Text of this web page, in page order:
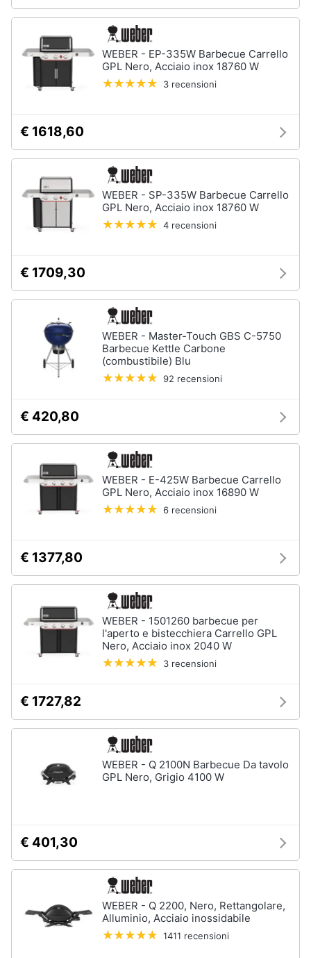
Arredamento
esterno
Piscine
fuori
terra
Casette
Gazebo
Lavanderia
Portabiancheria
Lavatoio
lavanderia
tutti
WEBER - EP-335W Barbecue Carrello
GPL Nero, Acciaio inox 18760 W
3 recensioni
€ 1618,60
WEBER - SP-335W Barbecue Carrello
GPL Nero, Acciaio inox 18760 W
4 recensioni
€ 1709,30
WEBER - Master-Touch GBS C-5750
Barbecue Kettle Carbone
(combustibile) Blu
92 recensioni
€ 420,80
WEBER - E-425W Barbecue Carrello
GPL Nero, Acciaio inox 16890 W
6 recensioni
€ 1377,80
WEBER - 1501260 barbecue per
l'aperto e bistecchiera Carrello GPL
Nero, Acciaio inox 2040 W
3 recensioni
€ 1727,82
WEBER - Q 2100N Barbecue Da tavolo
GPL Nero, Grigio 4100 W
€ 401,30
WEBER - Q 2200, Nero, Rettangolare,
Alluminio, Acciaio inossidabile
1411 recensioni